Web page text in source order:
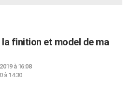
finition et model de ma
à 16:08
à 14:30